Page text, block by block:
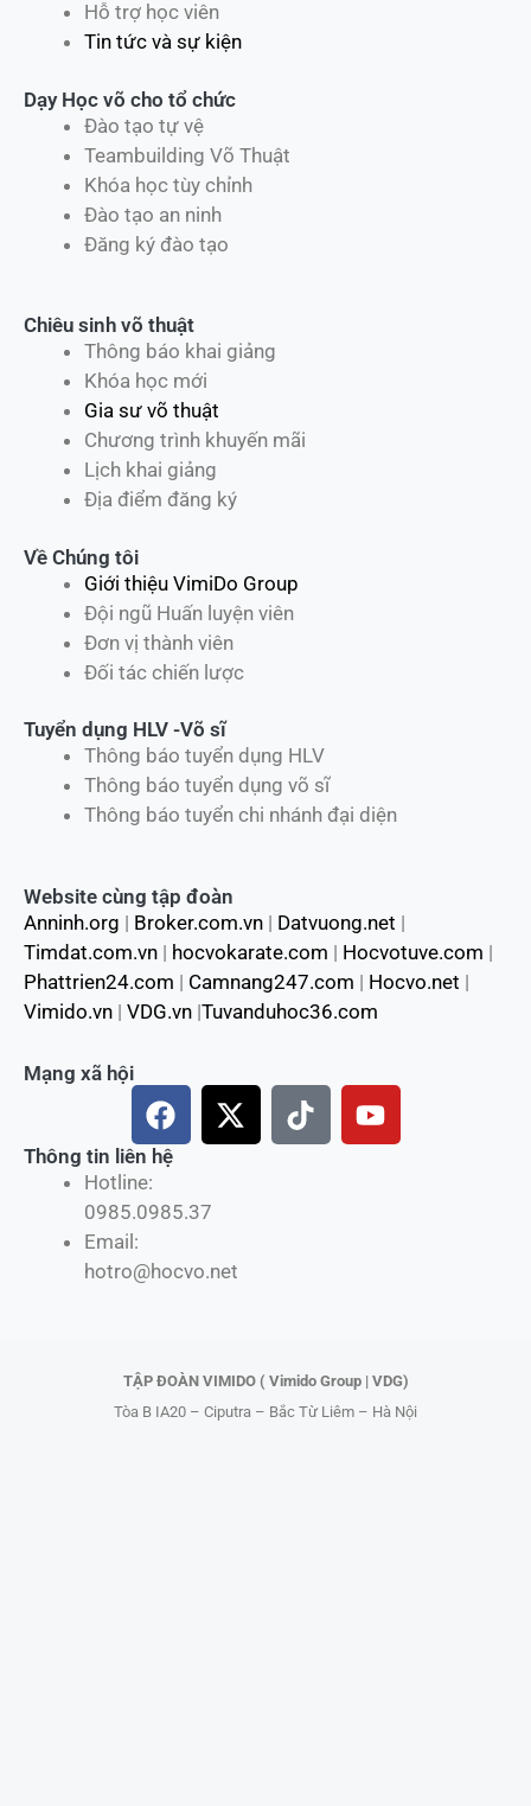
Hỗ trợ học viên
Tin tức và sự kiện
Dạy Học võ cho tổ chức
Đào tạo tự vệ
Teambuilding Võ Thuật
Khóa học tùy chỉnh
Đào tạo an ninh
Đăng ký đào tạo
Chiêu sinh võ thuật
Thông báo khai giảng
Khóa học mới
Gia sư võ thuật
Chương trình khuyến mãi
Lịch khai giảng
Địa điểm đăng ký
Về Chúng tôi
Giới thiệu VimiDo Group
Đội ngũ Huấn luyện viên
Đơn vị thành viên
Đối tác chiến lược
Tuyển dụng HLV -Võ sĩ
Thông báo tuyển dụng HLV
Thông báo tuyển dụng võ sĩ
Thông báo tuyển chi nhánh đại diện
Website cùng tập đoàn
Anninh.org | Broker.com.vn | Datvuong.net |
Timdat.com.vn | hocvokarate.com | Hocvotuve.com |
Phattrien24.com | Camnang247.com | Hocvo.net |
Vimido.vn | VDG.vn |Tuvanduhoc36.com
Hotline:
0985.0985.37
Email:
hotro@hocvo.net
Mạng xã hội
F
a
c
b
o
X
-
t
T
i
Y
o
Thông tin liên hệ
TẬP ĐOÀN VIMIDO ( Vimido Group | VDG)
Tòa B IA20 – Ciputra – Bắc Từ Liêm – Hà Nội